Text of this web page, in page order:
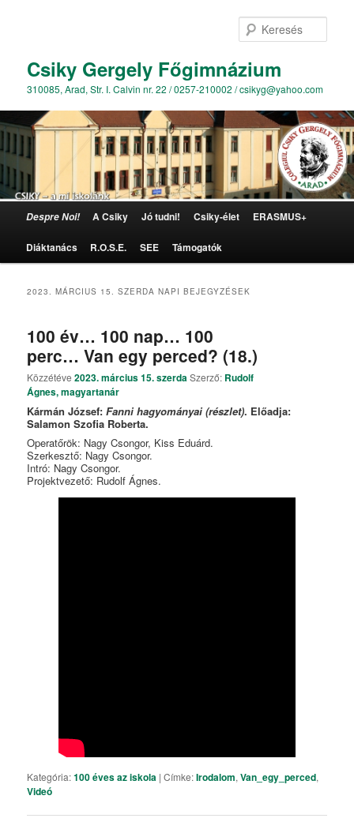
Csiky Gergely Főgimnázium
310085, Arad, Str. I. Calvin nr. 22 / 0257-210002 / csikyg@yahoo.com
Tovább az elsődleges tartalomra
Tovább a másodlagos tartalomra
Despre Noi! A Csiky Jó tudni! Csiky-élet ERASMUS+
Diáktanács R.O.S.E. SEE Támogatók
2023. MÁRCIUS 15. SZERDA NAPI BEJEGYZÉSEK
100 év… 100 nap… 100
perc… Van egy perced? (18.)
Közzétéve2023. március 15. szerdaSzerző: Rudolf
Ágnes, magyartanár
Kármán József:Fanni hagyományai (részlet). Előadja:
Salamon Szofia Roberta.
Operatőrök: Nagy Csongor, Kiss Eduárd.
Szerkesztő: Nagy Csongor.
Intró: Nagy Csongor.
Projektvezető: Rudolf Ágnes.
Kategória:100 éves az iskola |Címke:Irodalom,Van_egy_perced,
Videó